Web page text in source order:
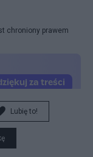
chroniony prawem
Lubię to!